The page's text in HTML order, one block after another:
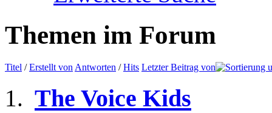
Themen im Forum
Titel /Erstellt von Antworten /Hits Letzter Beitrag von
The Voice Kids